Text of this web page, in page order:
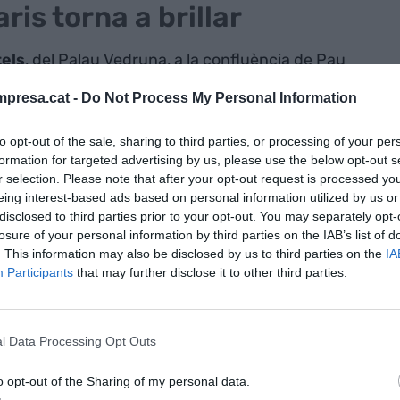
- Do Not Process My Personal Information
opt-out of the sale, sharing to third parties, or processing of your
for targeted advertising by us, please use the below opt-out
selection. Please note that after your opt-out request is processed
interest-based ads based on personal information utilized by us
to third parties prior to your opt-out. You may separately
of your personal information by third parties on the IAB’s list of
This information may also be disclosed by us to third parties on the
Participants that may further disclose it to other third parties.
Data Processing Opt Outs
opt-out of the Sharing of my personal data.
torna a brillar
, del Palau Vedruna, a la confluència de Pau
fonamental per materialitzar les intencions de
volia un hotel que fos diferent, modern i, que
s'ubica. La façana centenària, datada del
valor històric afegit per donar pas a un edifici de
aspecte molt comú de l’època). El resultat final
una obra firmada per l’equip d’arquitectes
Martorell i Mackay. “No volia fer un hotel
de Derby Hotels Collection, “en un moment
amb una modernització de l’hostaleria a
del projecte que va néixer conceptualment el
l’any 1992. “Claris va ser el referent
olímpic”, afegeix Clos, “ara, 30 anys després
entusiasme i il·lusió per dimensionar Barcelona